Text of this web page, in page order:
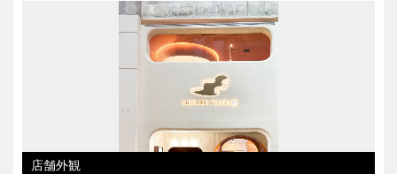
店舗外観